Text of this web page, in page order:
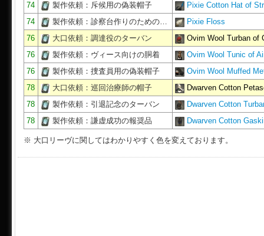
74
製作依頼：斥候用の偽装帽子
Pixie Cotton Hat of
74
製作依頼：診察台作りのための…
Pixie Floss
76
大口依頼：調達役のターバン
Ovim Wool Turban of
76
製作依頼：ヴィース向けの胴着
Ovim Wool Tunic of
76
製作依頼：捜査員用の偽装帽子
Ovim Wool Muffed
78
大口依頼：巡回治療師の帽子
Dwarven Cotton
78
製作依頼：引退記念のターバン
Dwarven Cotton
78
製作依頼：謙虚成功の報奨品 Dwarven Cotton
※ 大口リーヴに関してはわかりやすく色を変えております。